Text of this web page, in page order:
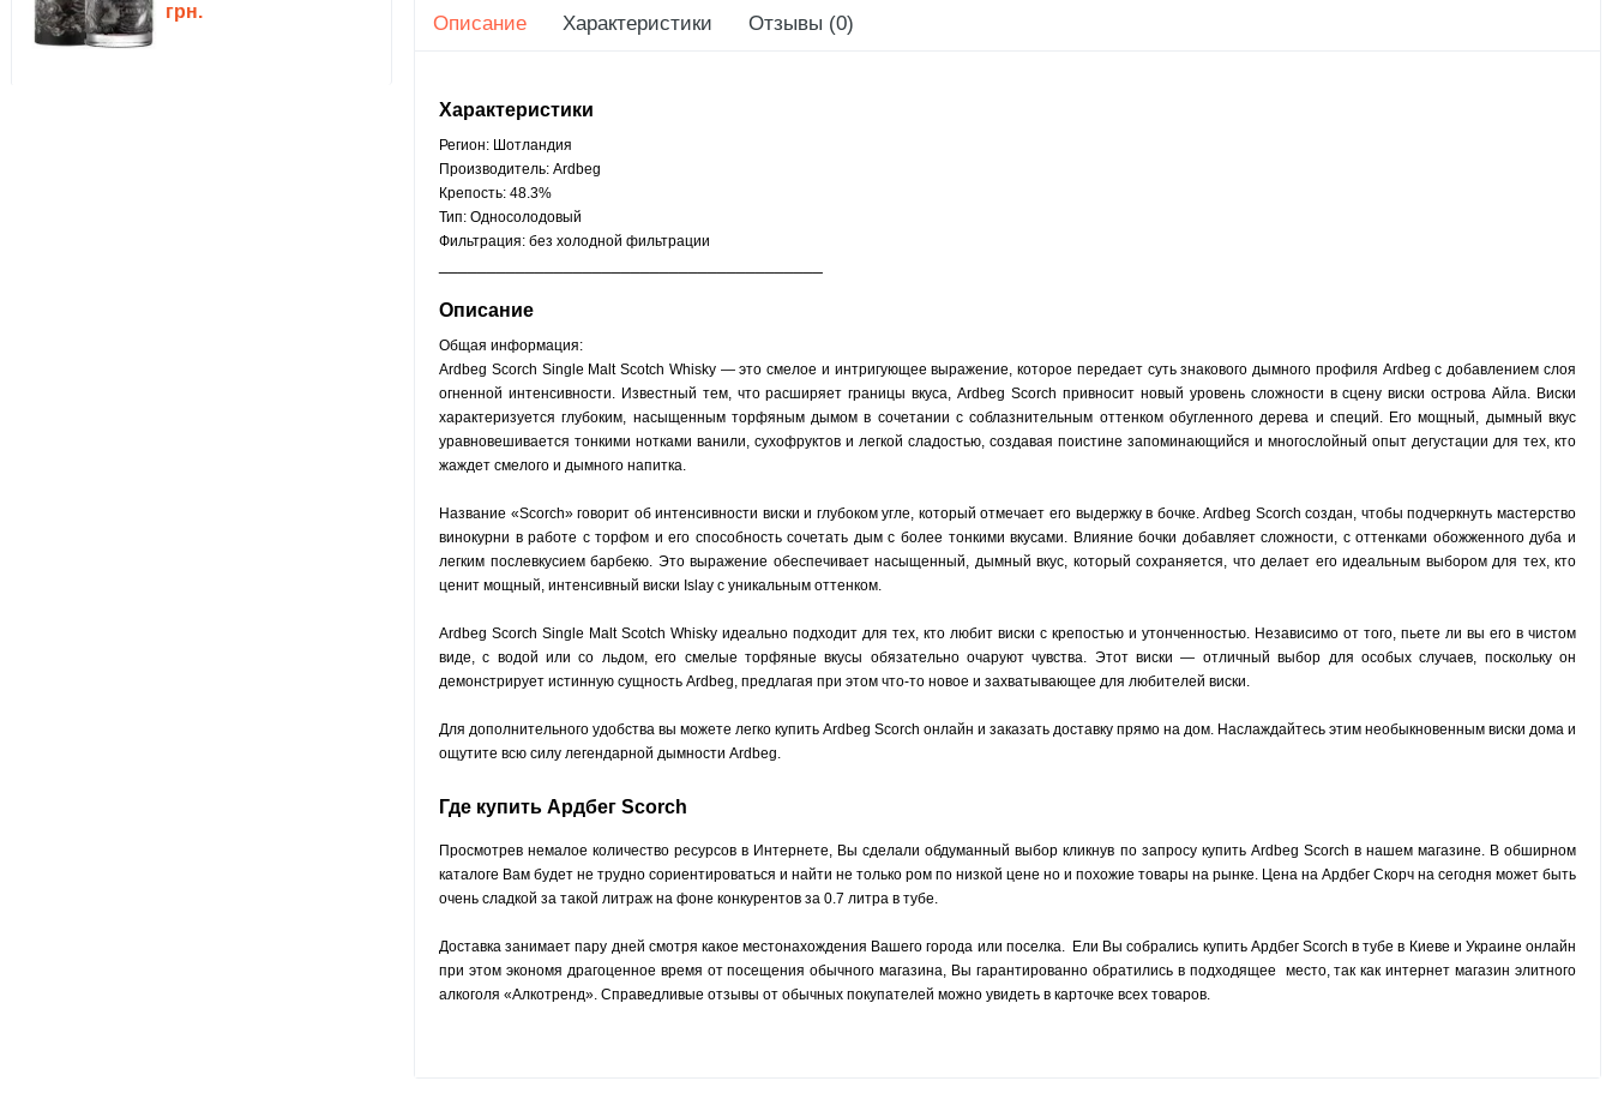
грн.
Описание Характеристики Отзывы (0)
Характеристики
Регион: Шотландия
Производитель: Ardbeg
Крепость: 48.3%
Тип: Односолодовый
Фильтрация: без холодной фильтрации
Описание
Общая информация:
Ardbeg Scorch Single Malt Scotch Whisky — это смелое и интригующее выражение, которое передает суть знакового дымного профиля Ardbeg с добавлением слоя
огненной интенсивности. Известный тем, что расширяет границы вкуса, Ardbeg Scorch привносит новый уровень сложности в сцену виски острова Айла. Виски
характеризуется глубоким, насыщенным торфяным дымом в сочетании с соблазнительным оттенком обугленного дерева и специй. Его мощный, дымный вкус
уравновешивается тонкими нотками ванили, сухофруктов и легкой сладостью, создавая поистине запоминающийся и многослойный опыт дегустации для тех, кто
жаждет смелого и дымного напитка.
Название «Scorch» говорит об интенсивности виски и глубоком угле, который отмечает его выдержку в бочке. Ardbeg Scorch создан, чтобы подчеркнуть мастерство
винокурни в работе с торфом и его способность сочетать дым с более тонкими вкусами. Влияние бочки добавляет сложности, с оттенками обожженного дуба и
легким послевкусием барбекю. Это выражение обеспечивает насыщенный, дымный вкус, который сохраняется, что делает его идеальным выбором для тех, кто
ценит мощный, интенсивный виски Islay с уникальным оттенком.
Ardbeg Scorch Single Malt Scotch Whisky идеально подходит для тех, кто любит виски с крепостью и утонченностью. Независимо от того, пьете ли вы его в чистом
виде, с водой или со льдом, его смелые торфяные вкусы обязательно очаруют чувства. Этот виски — отличный выбор для особых случаев, поскольку он
демонстрирует истинную сущность Ardbeg, предлагая при этом что-то новое и захватывающее для любителей виски.
Для дополнительного удобства вы можете легко купить Ardbeg Scorch онлайн и заказать доставку прямо на дом. Наслаждайтесь этим необыкновенным виски дома и
ощутите всю силу легендарной дымности Ardbeg.
Где купить Ардбег Scorch
Просмотрев немалое количество ресурсов в Интернете, Вы сделали обдуманный выбор кликнув по запросу купить Ardbeg Scorch в нашем магазине. В обширном
каталоге Вам будет не трудно сориентироваться и найти не только ром по низкой цене но и похожие товары на рынке. Цена на Ардбег Скорч на сегодня может быть
очень сладкой за такой литраж на фоне конкурентов за 0.7 литра в тубе.
Доставка занимает пару дней смотря какое местонахождения Вашего города или поселка. Ели Вы собрались купить Ардбег Scorchв тубе в Киеве и Украине онлайн
при этом экономя драгоценное время от посещения обычного магазина, Вы гарантированно обратились в подходящее место, так как интернет магазин элитного
алкоголя «Алкотренд». Справедливые отзывы от обычных покупателей можно увидеть в карточке всех товаров.